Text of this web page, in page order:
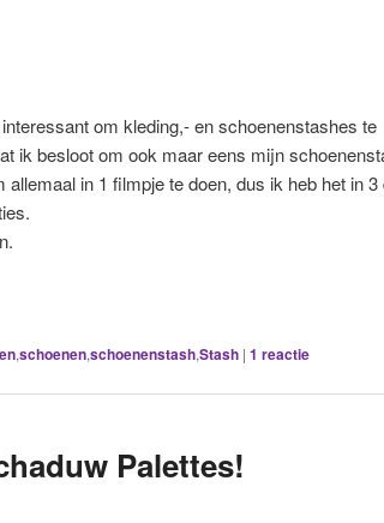
om kleding,- en schoenenstashes te
ik besloot om ook maar eens mijn
in 1 filmpje te doen, dus ik heb het in 3
,schoenen,schoenenstash,Stash | 1 reactie
Palettes!